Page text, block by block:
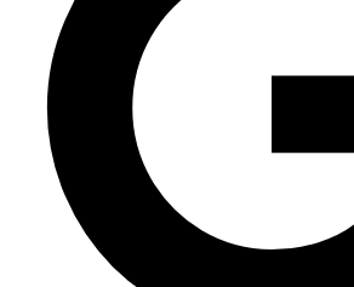
OxiClean \"Golden Line\" Средство жидкое от
триггером пвх
Одноразова упаковка для тортів квадратна ПС-
Упаковка для тортів 2 кг ПС-25, 200 шт/уп